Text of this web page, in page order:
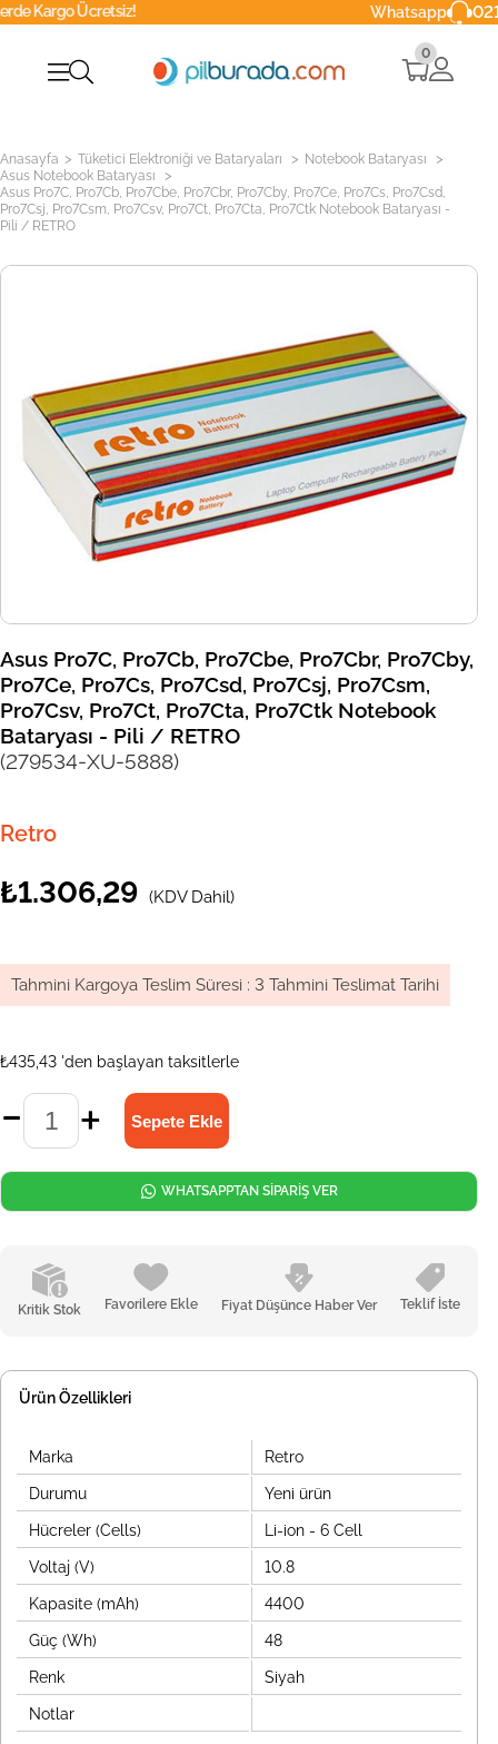
0216 629 90
0
Anasayfa > Tüketici Elektroniği ve Bataryaları > Notebook Bataryası >
Asus Notebook Bataryası >
Asus Pro7C, Pro7Cb, Pro7Cbe, Pro7Cbr, Pro7Cby, Pro7Ce, Pro7Cs, Pro7Csd,
Pro7Csj, Pro7Csm, Pro7Csv, Pro7Ct, Pro7Cta, Pro7Ctk Notebook Bataryası -
Pili / RETRO
Asus Pro7C, Pro7Cb, Pro7Cbe, Pro7Cbr, Pro7Cby,
Pro7Ce, Pro7Cs, Pro7Csd, Pro7Csj, Pro7Csm,
Pro7Csv, Pro7Ct, Pro7Cta, Pro7Ctk Notebook
Bataryası - Pili / RETRO
(279534-XU-5888)
Retro
₺1.306,29 (KDV Dahil)
Tahmini Kargoya Teslim Süresi : 3 Tahmini Teslimat Tarihi
₺435,43 'den başlayan taksitlerle
Kritik Stok Favorilere Ekle Fiyat Düşünce Haber Ver Teklif İste
WHATSAPPTAN SİPARİŞ VER
Ürün Özellikleri
Marka Retro
Durumu Yeni ürün
Hücreler (Cells) Li-ion - 6 Cell
Voltaj (V) 10.8
Kapasite (mAh) 4400
Güç (Wh) 48
Renk Siyah
Notlar